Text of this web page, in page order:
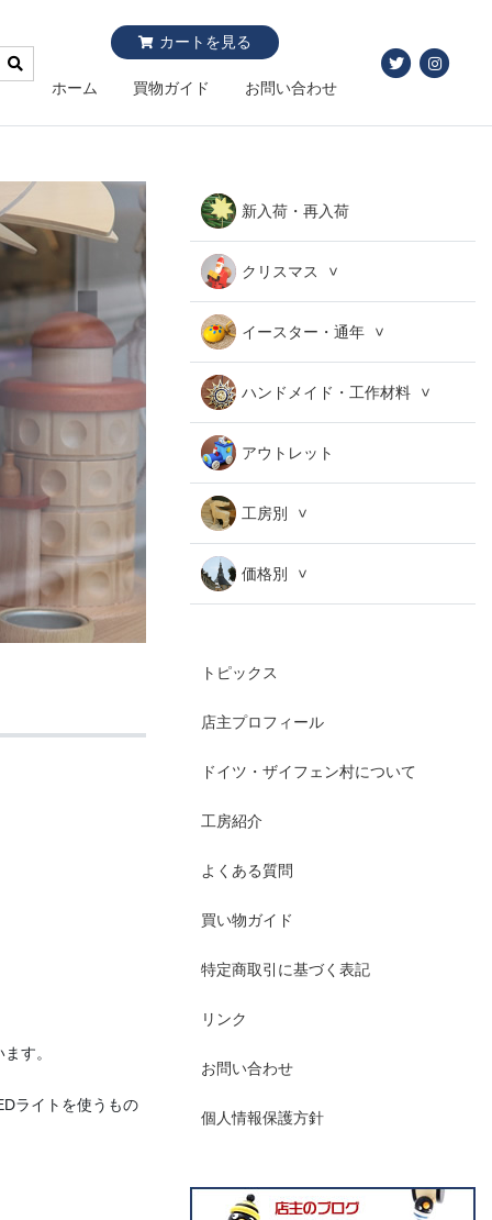
カートを見る
ホーム 買物ガイド お問い合わせ
す。
ライトを使うもの
新入荷・再入荷
クリスマス
イースター・通年
ハンドメイド・工作材料
アウトレット
工房別
価格別
トピックス
店主プロフィール
ドイツ・ザイフェン村について
工房紹介
よくある質問
買い物ガイド
特定商取引に基づく表記
リンク
お問い合わせ
個人情報保護方針